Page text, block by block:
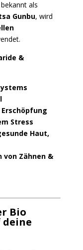
als
Gunbu, wird
&
Stress
Haut,
von Zähnen &
Bio
deine